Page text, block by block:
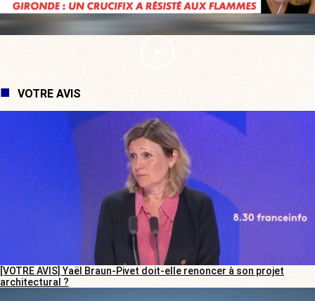
VOTRE AVIS
[VOTRE AVIS] Yaël Braun-Pivet doit-elle renoncer à son projet
architectural ?